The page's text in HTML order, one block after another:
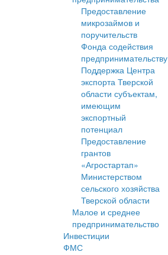
Предоставление
микрозаймов и
поручительств
Фонда содействия
предпринимательству
Поддержка Центра
экспорта Тверской
области субъектам,
имеющим
экспортный
потенциал
Предоставление
грантов
«Агростартап»
Министерством
сельского хозяйства
Тверской области
Малое и среднее
предпринимательство
Инвестиции
ФМС